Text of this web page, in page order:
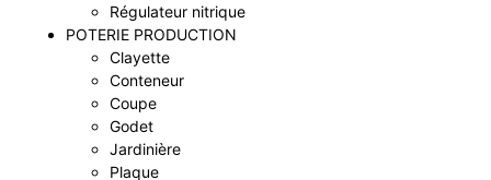
Régulateur nitrique
POTERIE PRODUCTION
Clayette
Conteneur
Coupe
Godet
Jardinière
Plaque